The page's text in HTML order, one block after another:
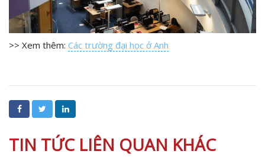
>> Xem thêm: Các trường đại học ở Anh
TIN TỨC LIÊN QUAN KHÁC